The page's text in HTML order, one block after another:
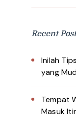
Recent
Inilah
yang
Tempat
Masuk